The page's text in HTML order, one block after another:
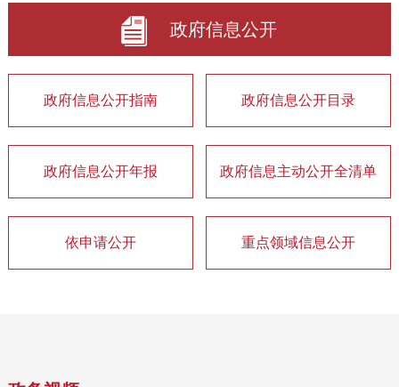
政府信息公开
政府信息公开指南 政府信息公开目录
政府信息公开年报 政府信息主动公开全清单
依申请公开 重点领域信息公开